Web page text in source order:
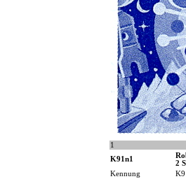
1
K91n1
2
Kennung